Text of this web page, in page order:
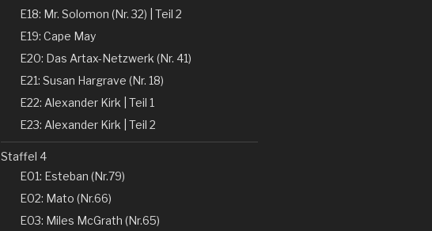
E18: Mr. Solomon (Nr. 32) | Teil 2
E19: Cape May
E20: Das Artax-Netzwerk (Nr. 41)
E21: Susan Hargrave (Nr. 18)
E22: Alexander Kirk | Teil 1
E23: Alexander Kirk | Teil 2
Staffel 4
E01: Esteban (Nr.79)
E02: Mato (Nr.66)
E03: Miles McGrath (Nr.65)